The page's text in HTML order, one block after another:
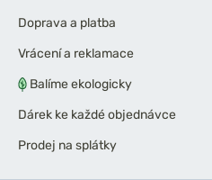
Doprava a platba
Vrácení a reklamace
Balíme ekologicky
Dárek ke každé objednávce
Prodej na splátky